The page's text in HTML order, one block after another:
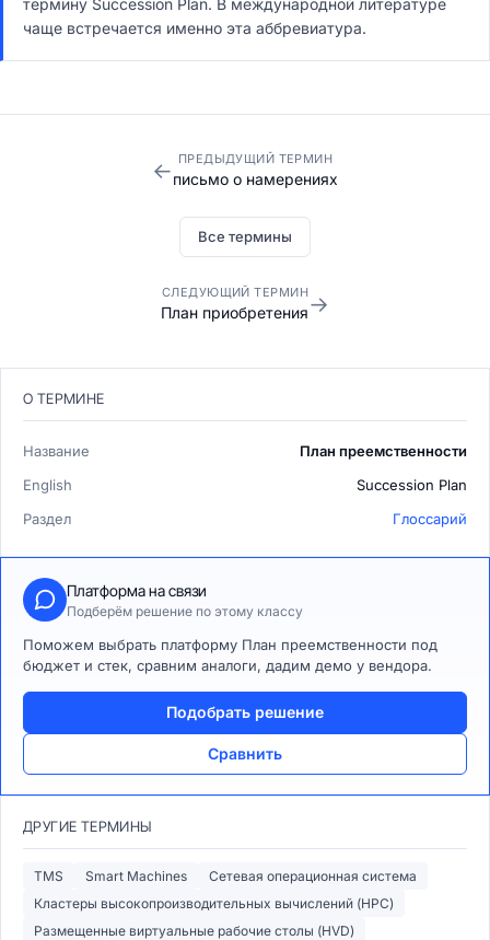
термину Succession Plan. В международной литературе
чаще встречается именно эта аббревиатура.
← ПРЕДЫДУЩИЙ ТЕРМИН
письмо о намерениях
Все термины
СЛЕДУЮЩИЙ ТЕРМИН
План приобретения→
О ТЕРМИНЕ
Название
План преемственности
English
Succession Plan
Раздел
Глоссарий
Платформа на связи
Подберём решение по этому классу
Поможем выбрать платформу План преемственности под
бюджет и стек, сравним аналоги, дадим демо у вендора.
Подобрать решение
Сравнить
ДРУГИЕ ТЕРМИНЫ
TMS Smart Machines
Сетевая операционная система
Кластеры высокопроизводительных вычислений (HPC)
Размещенные виртуальные рабочие столы (HVD)